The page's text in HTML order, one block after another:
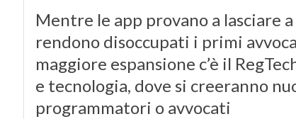
Mentre le app provano a lasciare
rendono disoccupati i primi
maggiore espansione c’è il
e tecnologia, dove si creeranno
programmatori o avvocati